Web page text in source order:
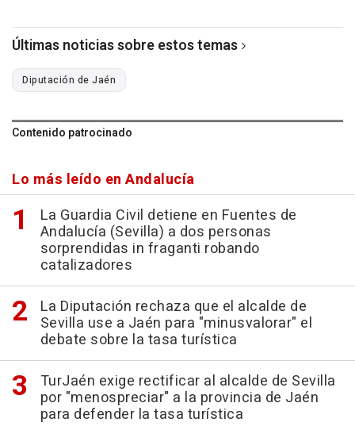
Últimas noticias sobre estos temas
Diputación de Jaén
Contenido patrocinado
Lo más leído en Andalucía
La Guardia Civil detiene en Fuentes de
Andalucía (Sevilla) a dos personas
sorprendidas in fraganti robando
catalizadores
La Diputación rechaza que el alcalde de
Sevilla use a Jaén para "minusvalorar" el
debate sobre la tasa turística
TurJaén exige rectificar al alcalde de Sevilla
por "menospreciar" a la provincia de Jaén
para defender la tasa turística